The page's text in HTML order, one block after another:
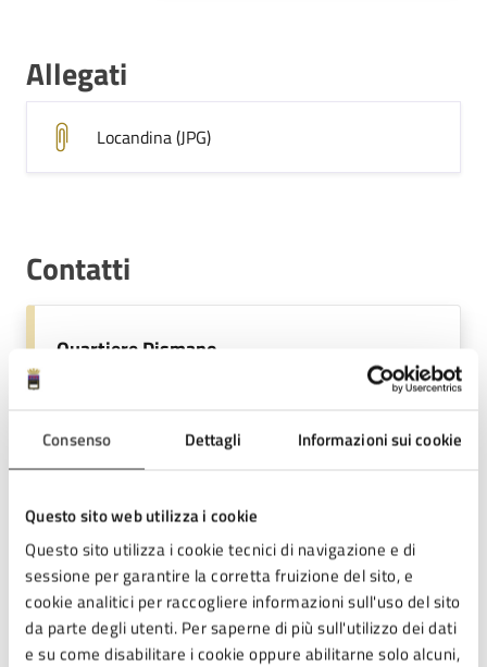
Consenso Dettagli Informazioni sui cookie
Questo sito web utilizza i cookie
Questo sito utilizza i cookie tecnici di navigazione e di
sessione per garantire la corretta fruizione del sito, e
cookie analitici per raccogliere informazioni sull'uso del sito
da parte degli utenti. Per saperne di più sull'utilizzo dei dati
e su come disabilitare i cookie oppure abilitarne solo alcuni,
Allegati
Locandina (JPG)
Contatti
Quartiere Dismano
Tipo di evento: Raduno di comunità
Ultimo aggiornamento:25/05/2026, 10:13